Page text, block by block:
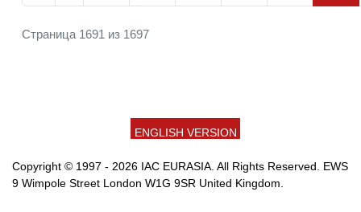
Страница 1691 из 1697
ENGLISH VERSION
Copyright © 1997 - 2026 IAC EURASIA. All Rights Reserved. EWS
9 Wimpole Street London W1G 9SR United Kingdom.